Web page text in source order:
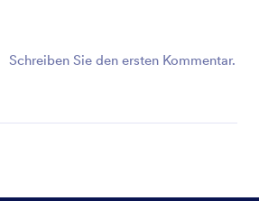
Schreiben Sie den ersten Kommentar.